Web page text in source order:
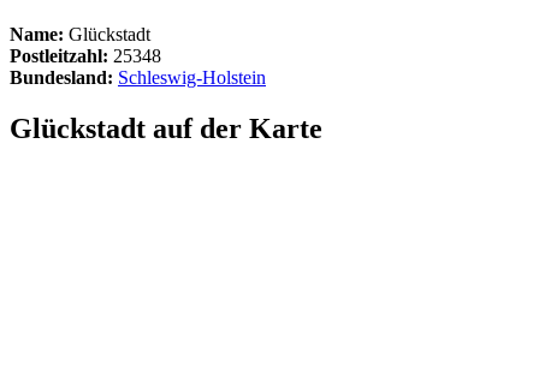
Name: Glückstadt
Postleitzahl: 25348
Bundesland: Schleswig-Holstein
Glückstadt auf der Karte